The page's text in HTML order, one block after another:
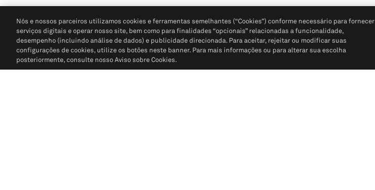
Nós e nossos parceiros utilizamos cookies e ferramentas semelhantes (“Cookies”) conforme necessário para fornecer
serviços digitais e operar nosso site, bem como para finalidades “opcionais” relacionadas a funcionalidade,
desempenho (incluindo análise de dados) e publicidade direcionada. Para aceitar, rejeitar ou modificar suas
configurações de cookies, utilize os botões neste banner. Para mais informações ou para alterar sua escolha
posteriormente, consulte nosso Aviso sobre Cookies.